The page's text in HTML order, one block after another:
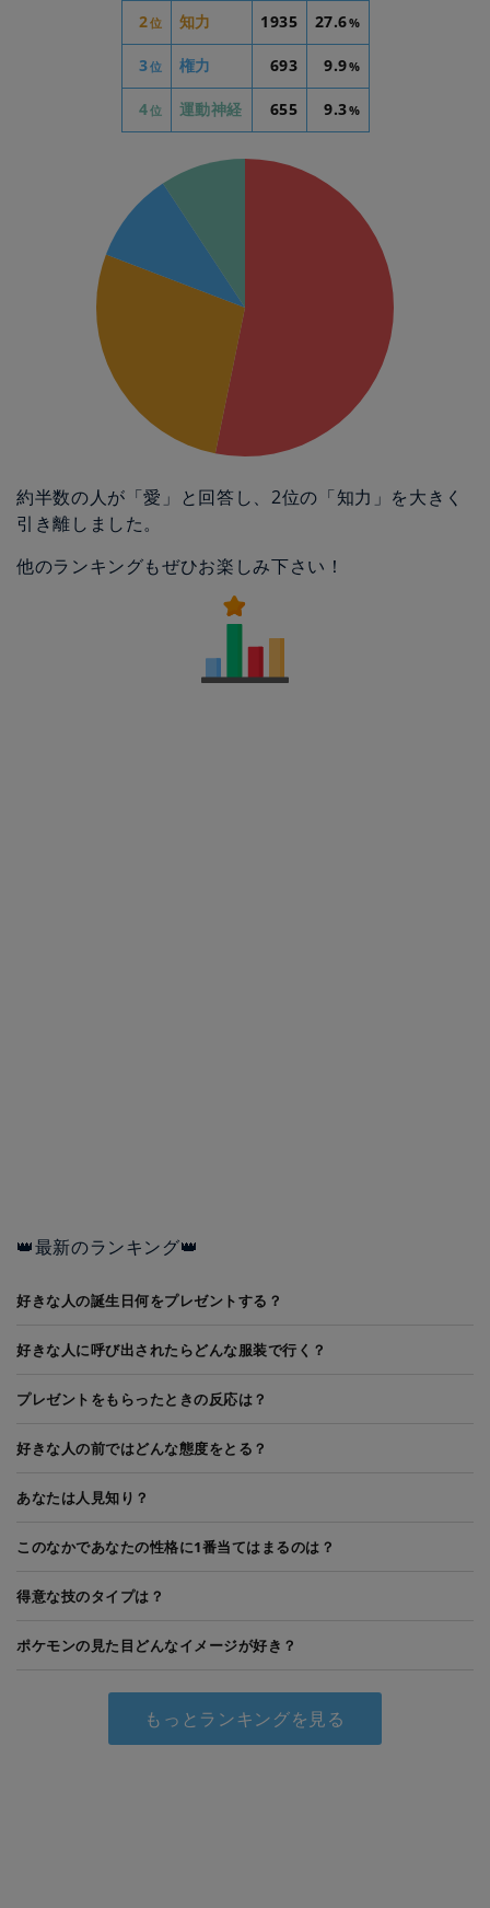
2位 知力 1935 27.6%
3位 権力 693 9.9%
4位 運動神経 655 9.3%
約半数の人が「愛」と回答し、2位の「知力」を大きく
引き離しました。
他のランキングもぜひお楽しみ下さい！
👑最新のランキング👑
好きな人の誕生日何をプレゼントする？
好きな人に呼び出されたらどんな服装で行く？
プレゼントをもらったときの反応は？
好きな人の前ではどんな態度をとる？
あなたは人見知り？
このなかであなたの性格に1番当てはまるのは？
得意な技のタイプは？
ポケモンの見た目どんなイメージが好き？
もっとランキングを見る